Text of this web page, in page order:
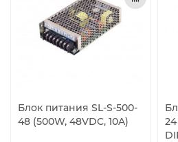
Ролики и колёса
Магниты удерживающие
Компоненты линейного
Блок питания SL-S-500-
48 (500W, 48VDC, 10A)
24